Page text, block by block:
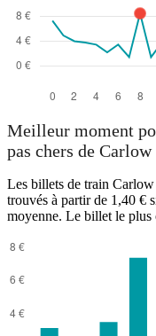
Meilleur moment
pas chers de
Les billets de train
trouvés à partir de 1,40 €
moyenne. Le billet le plus